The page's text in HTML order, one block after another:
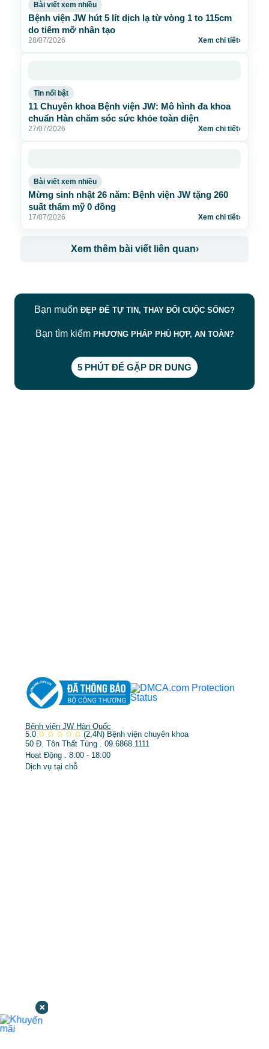
Bài viết xem nhiều
Bệnh viện JW hút 5 lít dịch lạ từ vòng 1 to 115cm
do tiêm mỡ nhân tạo
28/07/2026 Xem chi tiết›
Tin nổi bật
11 Chuyên khoa Bệnh viện JW: Mô hình đa khoa
chuẩn Hàn chăm sóc sức khỏe toàn diện
27/07/2026 Xem chi tiết›
Bài viết xem nhiều
Mừng sinh nhật 26 năm: Bệnh viện JW tặng 260
suất thẩm mỹ 0 đồng
17/07/2026 Xem chi tiết›
Xem thêm bài viết liên quan›
Bạn muốn ĐẸP ĐỂ TỰ TIN, THAY ĐỔI CUỘC SỐNG?
Bạn tìm kiếm PHƯƠNG PHÁP PHÙ HỢP, AN TOÀN?
5 PHÚT ĐỂ GẶP DR DUNG
Bệnh viện JW Hàn Quốc
5.0 ✩ ✩ ✩ ✩ ✩ (2,4N) Bệnh viện chuyên khoa
50 Đ. Tôn Thất Tùng . 09.6868.1111
Hoạt Động . 8:00 - 18:00
Dịch vụ tại chỗ